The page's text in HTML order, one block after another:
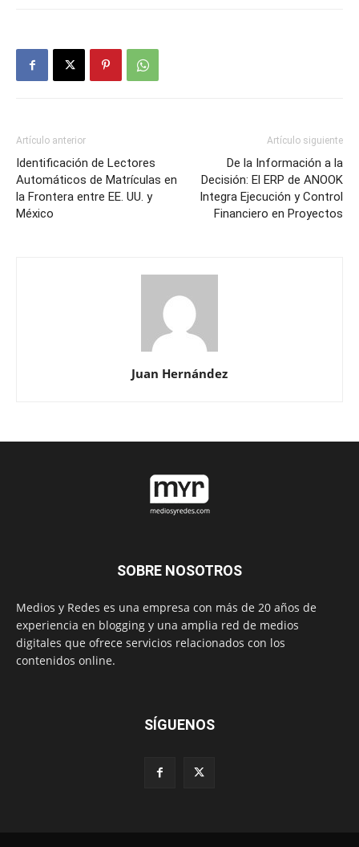
Artículo anterior
Identificación de Lectores
Automáticos de Matrículas en
la Frontera entre EE. UU. y
México
Artículo siguiente
De la Información a la
Decisión: El ERP de ANOOK
Integra Ejecución y Control
Financiero en Proyectos
Juan Hernández
SOBRE NOSOTROS
Medios y Redes es una empresa con más de 20 años de
experiencia en blogging y una amplia red de medios
digitales que ofrece servicios relacionados con los
contenidos online.
SÍGUENOS